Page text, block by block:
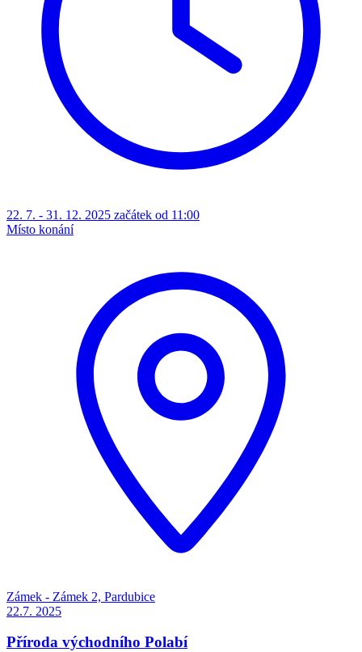
22. 7. - 31. 12. 2025 začátek od 11:00
Místo konání
Zámek - Zámek 2, Pardubice
22.7. 2025
Příroda východního Polabí